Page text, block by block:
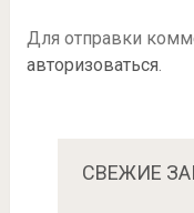
Для отправки
авторизоваться
СВЕЖИЕ